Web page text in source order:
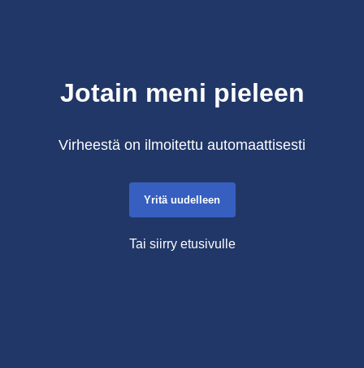
Jotain meni pieleen
Virheestä on ilmoitettu automaattisesti
Yritä uudelleen
Tai siirry etusivulle